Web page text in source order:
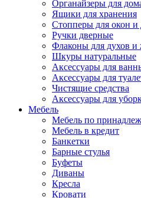
Органайзеры для
Ящики для хранения
Стопперы для окон и
Ручки дверные
Флаконы для духов и
Шкуры натуральные
Аксессуары для
Аксессуары для
Чистящие средства
Аксессуары для
Мебель
Мебель по
Мебель в кредит
Банкетки
Барные стулья
Буфеты
Диваны
Кресла
Кровати